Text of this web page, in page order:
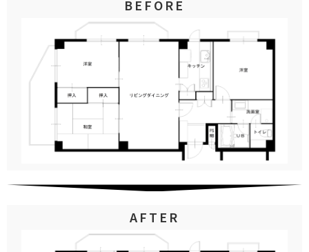
BEFORE
AFTER